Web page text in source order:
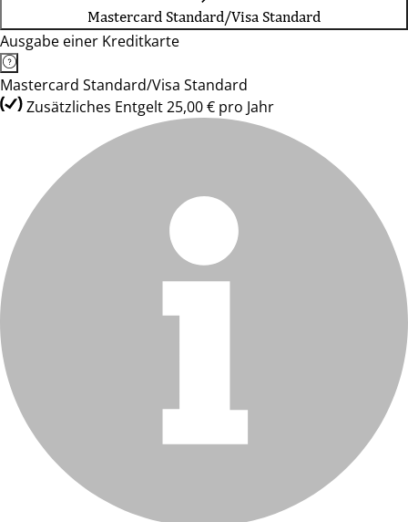
Mastercard Standard/Visa Standard
Ausgabe einer Kreditkarte
Mastercard Standard/Visa Standard
Zusätzliches Entgelt 25,00 € pro Jahr